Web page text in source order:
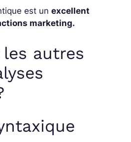
est un excellent
marketing.
autres